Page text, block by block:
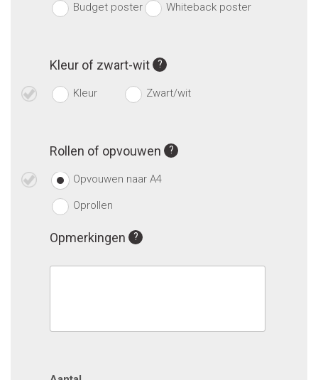
Budget poster Whiteback poster
Kleur of zwart-wit
Kleur Zwart/wit
Rollen of opvouwen
Opvouwen naar A4
Oprollen
Opmerkingen